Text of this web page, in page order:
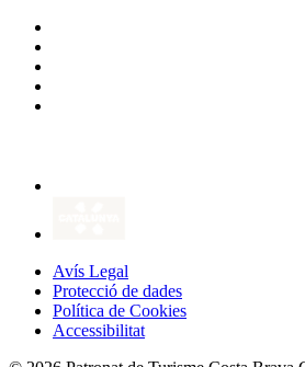
Avís Legal
Protecció de dades
Política de Cookies
Accessibilitat